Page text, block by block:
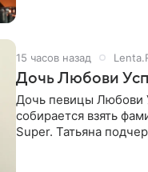
15 часов назад
Дочь Любови
Дочь певицы Любови
собирается взять
Super. Татьяна